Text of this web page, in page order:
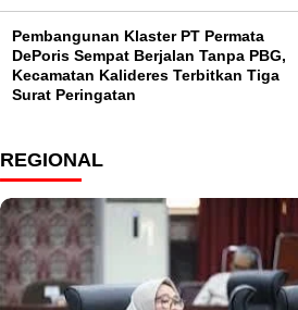
Pembangunan Klaster PT Permata
DePoris Sempat Berjalan Tanpa PBG,
Kecamatan Kalideres Terbitkan Tiga
Surat Peringatan
REGIONAL